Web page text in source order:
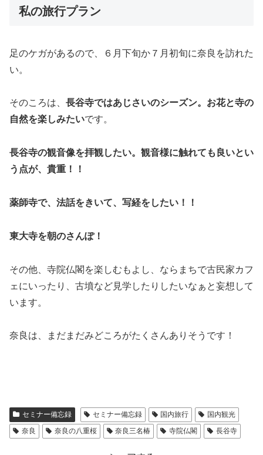
私の旅行プラン
足のケガがあるので、６月下旬か７月初旬に奈良を訪れた
い。
そのころは、 長谷寺ではあじさいのシーズン。お花と寺の
自然を楽しみたいです。
長谷寺の観音像を拝観したい。観音様に触れても良いとい
う点が、貴重！！
薬師寺で、法話をきいて、写経をしたい！！
東大寺を朝のさんぽ！
その他、寺院仏閣を楽しむもよし、ならまちで古民家カフ
ェにいったり、古墳など見学したりしたいなぁと妄想して
います。
奈良は、まだまだみどころがたくさんありそうです！
セミナー備忘録 セミナー備忘録 国内旅行
国内観光
奈良
奈良の八重桜 奈良三名椿 寺院仏閣 長谷寺